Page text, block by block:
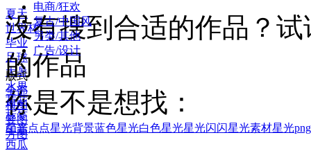
夏天
世界杯
毕业
足球
大暑
水果
荷花
标签
印章
西瓜
电商/狂欢
复古/中国风
另类/其他
广告/设计
版式
全部
横图
竖图
方图
没有搜到合适的作品？
的作品
你是不是想找：
星光点点星光背景蓝色星光白色星光星光闪闪星光素材星光png